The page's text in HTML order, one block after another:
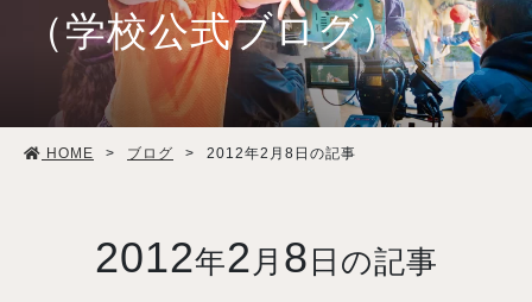
学校紹介・教育システム
学生生活
（学校公式ブログ）
HOME > ブログ > 2012年2月8日の記事
2012年2 月 8 日の記事